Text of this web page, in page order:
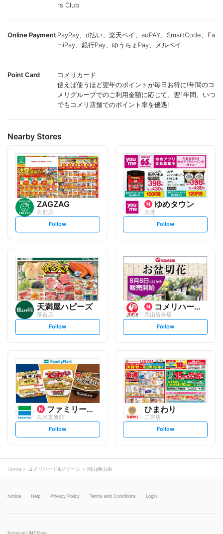
rs Club
Online PaymentPayPay、d払い、楽天ペイ、auPAY、SmartCode、Fa
miPay、銀行Pay、ゆうちょPay、メルペイ
Point Card
コメリカード
使えば使うほど翌年のポイントが毎日お得に!年間のコ
メリグループでのご利用金額に応じて、翌1年間、いつ
でもコメリ店舗でのポイント率を優遇!
Nearby Stores
ZAGZAG
久世店
s
t
l
o
w
Follow
ゆめタウン
久世
s
t
l
o
w
Follow
天満屋ハピーズ
落合店
s
t
l
o
w
Follow
コメリハード&グリーン
岡山落合店
s
t
l
o
w
Follow
ファミリーマート
久米支所前
s
t
o
Follow
ひまわり
二宮店
s
t
Follow
Home コメリハード&グリーン 岡山勝山店
Notice Help Privacy Policy Terms and Conditions Login
Prices in LINE Flyer